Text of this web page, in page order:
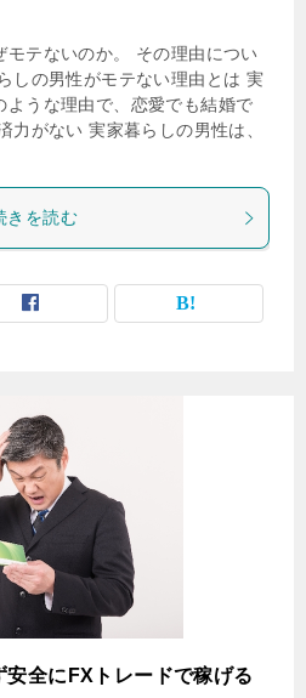
テないのか。 その理由につい
しの男性がモテない理由とは 実
ような理由で、恋愛でも結婚で
力がない 実家暮らしの男性は、
きを読む
安全にFXトレードで稼げる